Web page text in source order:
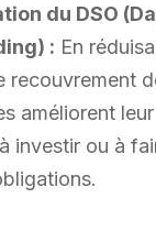
du DSO
: En
recouvrement
améliorent
investir ou à